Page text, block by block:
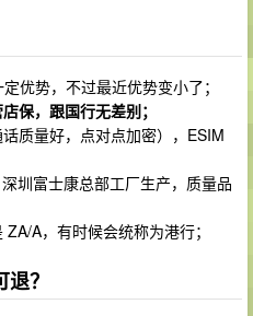
优势，不过最近优势变小了；
保，跟国行无差别；
质量好，点对点加密），ESIM
圳富士康总部工厂生产，质量品
A，有时候会统称为港行；
？